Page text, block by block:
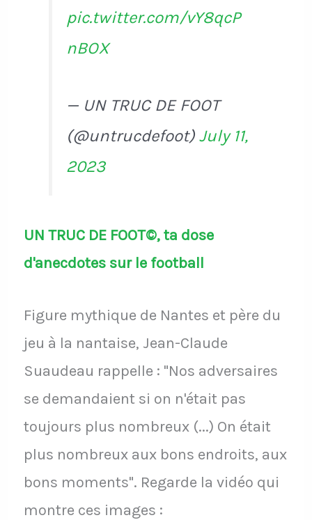
pic.twitter.com/vY8qcP
nBOX
— UN TRUC DE FOOT
(@untrucdefoot)July 11,
2023
UN TRUC DE FOOT©, ta dose
d'anecdotes sur le football
Figure mythique de Nantes et père du
jeu à la nantaise, Jean-Claude
Suaudeau rappelle : "Nos adversaires
se demandaient si on n'était pas
toujours plus nombreux (...) On était
plus nombreux aux bons endroits, aux
bons moments". Regarde la vidéo qui
montre ces images :